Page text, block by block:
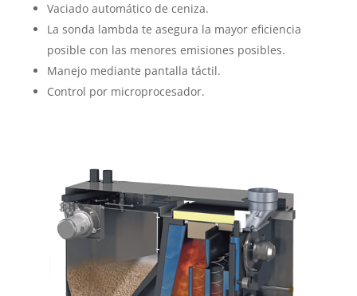
Vaciado automático de ceniza.
La sonda lambda te asegura la mayor eficiencia
posible con las menores emisiones posibles.
Manejo mediante pantalla táctil.
Control por microprocesador.